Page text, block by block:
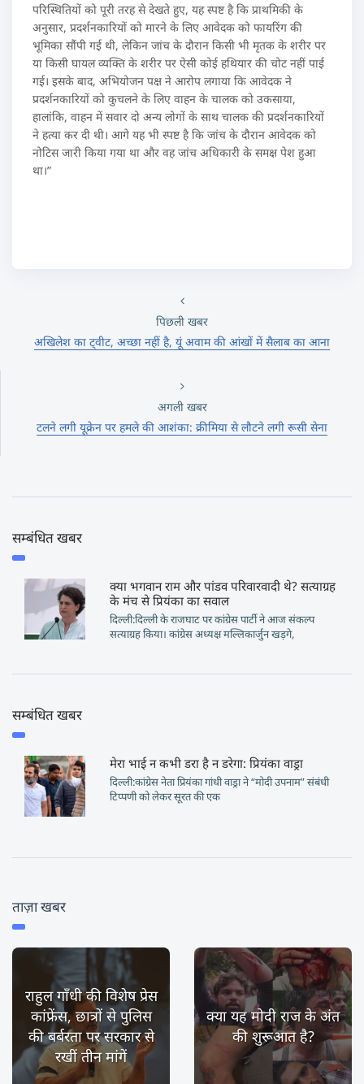
परिस्थितियों को पूरी तरह से देखते हुए, यह स्पष्ट है कि प्राथमिकी के
अनुसार, प्रदर्शनकारियों को मारने के लिए आवेदक को फायरिंग की
भूमिका सौंपी गई थी, लेकिन जांच के दौरान किसी भी मृतक के शरीर पर
या किसी घायल व्यक्ति के शरीर पर ऐसी कोई हथियार की चोट नहीं पाई
गई। इसके बाद, अभियोजन पक्ष ने आरोप लगाया कि आवेदक ने
प्रदर्शनकारियों को कुचलने के लिए वाहन के चालक को उकसाया,
हालांकि, वाहन में सवार दो अन्य लोगों के साथ चालक की प्रदर्शनकारियों
ने हत्या कर दी थी। आगे यह भी स्पष्ट है कि जांच के दौरान आवेदक को
नोटिस जारी किया गया था और वह जांच अधिकारी के समक्ष पेश हुआ
था।”
पिछली खबर
अखिलेश का ट्वीट, अच्छा नहीं है, यूं अवाम की आंखों में सैलाब का आना
अगली खबर
टलने लगी यूक्रेन पर हमले की आशंका: क्रीमिया से लौटने लगी रूसी सेना
सम्बंधित खबर
क्या भगवान राम और पांडव परिवारवादी थे? सत्याग्रह
के मंच से प्रियंका का सवाल
दिल्ली:दिल्ली के राजघाट पर कांग्रेस पार्टी ने आज संकल्प
सत्याग्रह किया। कांग्रेस अध्यक्ष मल्लिकार्जुन खड़गे,
सम्बंधित खबर
मेरा भाई न कभी डरा है न डरेगा: प्रियंका वाड्रा
दिल्ली:कांग्रेस नेता प्रियंका गांधी वाड्रा ने “मोदी उपनाम” संबंधी
टिप्पणी को लेकर सूरत की एक
ताज़ा खबर
राहुल गाँधी की विशेष प्रेस
कांफ्रेंस, छात्रों से पुलिस
की बर्बरता पर सरकार से
रखीं तीन मांगें
क्या यह मोदी राज के अंत
की शुरूआत है?